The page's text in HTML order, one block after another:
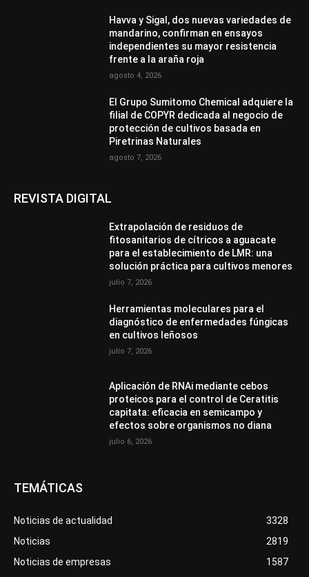
Havva y Sigal, dos nuevas variedades de
mandarino, confirman en ensayos
independientes su mayor resistencia
frente a la araña roja
agosto 4, 2026
El Grupo Sumitomo Chemical adquiere la
filial de COPYR dedicada al negocio de
protección de cultivos basada en
Piretrinas Naturales
agosto 7, 2026
REVISTA DIGITAL
Extrapolación de residuos de
fitosanitarios de cítricos a aguacate
para el establecimiento de LMR: una
solución práctica para cultivos menores
julio 7, 2026
Herramientas moleculares para el
diagnóstico de enfermedades fúngicas
en cultivos leñosos
julio 7, 2026
Aplicación de RNAi mediante cebos
proteicos para el control de Ceratitis
capitata: eficacia en semicampo y
efectos sobre organismos no diana
julio 6, 2026
TEMÁTICAS
Noticias de actualidad
3328
Noticias
2819
Noticias de empresas
1587